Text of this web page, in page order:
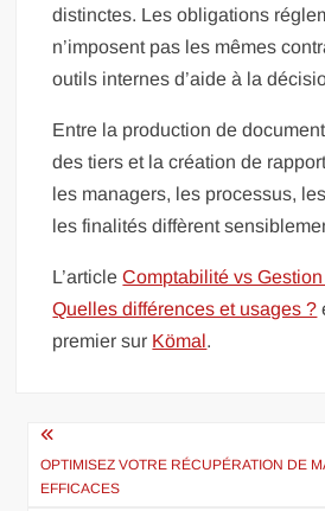
distinctes. Les obligations
n’imposent pas les mêmes
outils internes d’aide à la
Entre la production de
des tiers et la création de
les managers, les processus,
les finalités diffèrent
L’articleComptabilité vs
Quelles différences et usages ?
premier sur Kömal.
Navigation
de
OPTIMISEZ VOTRE RÉCUPÉRATION DE
EFFICACES